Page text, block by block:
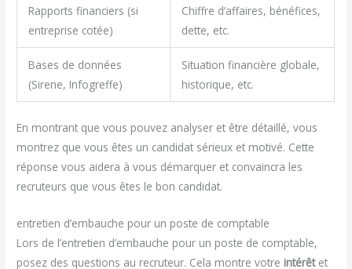
Rapports financiers (si
entreprise cotée)
Chiffre d’affaires, bénéfices,
dette, etc.
Bases de données
(Sirene, Infogreffe)
Situation financière globale,
historique, etc.
En montrant que vous pouvez analyser et être détaillé, vous
montrez que vous êtes un candidat sérieux et motivé. Cette
réponse vous aidera à vous démarquer et convaincra les
recruteurs que vous êtes le bon candidat.
entretien d’embauche pour un poste de comptable
Lors de l’entretien d’embauche pour un poste de comptable,
posez des questions au recruteur. Cela montre votre intérêtet